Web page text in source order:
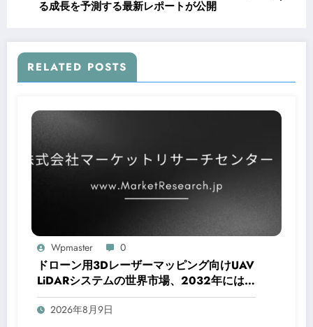
る成長を予測する最新レポートが公開
RELATED POSTS
Wpmaster 0
ドローン用3Dレーザーマッピング向けUAV
LiDARシステムの世界市場、2032年には
6.3億ドル規模に成長予測
2026年8月9日